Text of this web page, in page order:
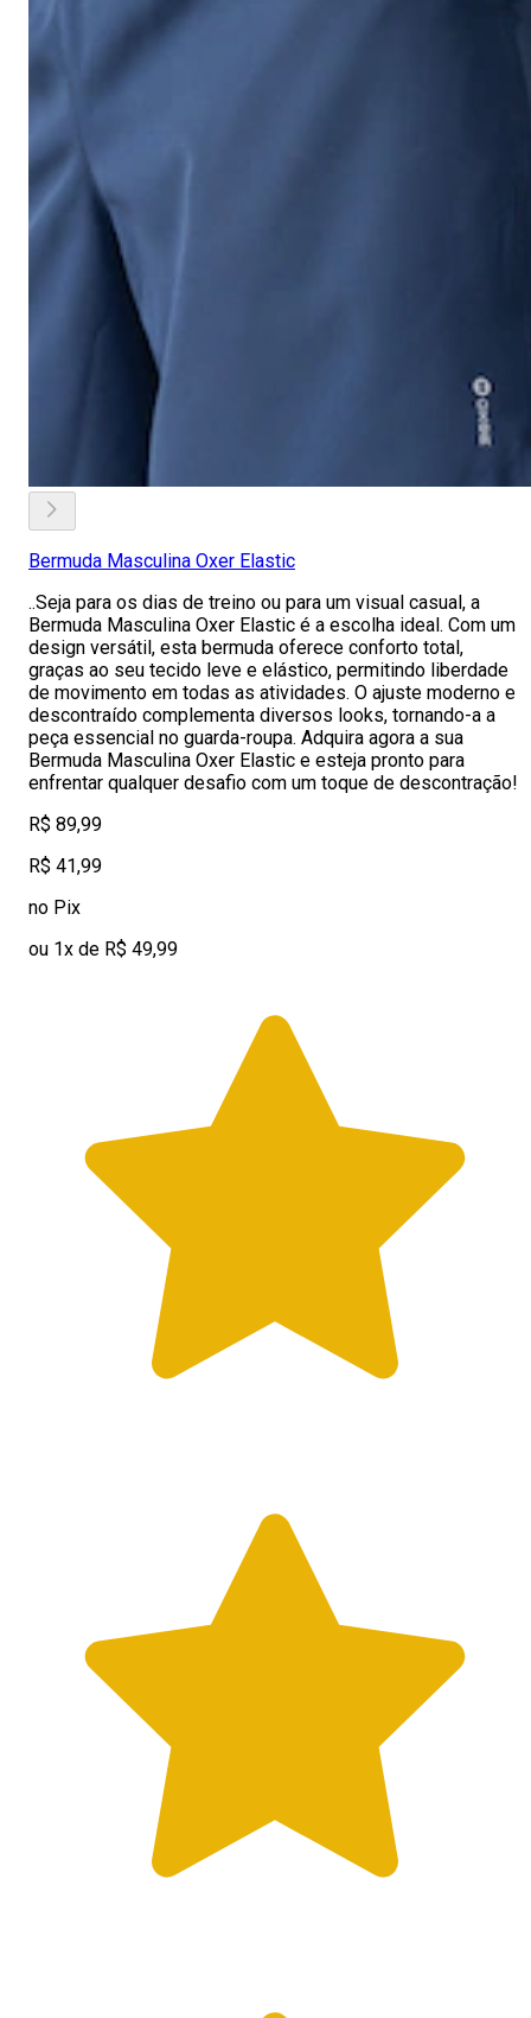
Bermuda Masculina Oxer Elastic
..Seja para os dias de treino ou para um visual casual, a
Bermuda Masculina Oxer Elastic é a escolha ideal. Com um
design versátil, esta bermuda oferece conforto total,
graças ao seu tecido leve e elástico, permitindo liberdade
de movimento em todas as atividades. O ajuste moderno e
descontraído complementa diversos looks, tornando-a a
peça essencial no guarda-roupa. Adquira agora a sua
Bermuda Masculina Oxer Elastic e esteja pronto para
enfrentar qualquer desafio com um toque de descontração!
R$ 89,99
R$ 41,99
no Pix
ou 1x de R$ 49,99